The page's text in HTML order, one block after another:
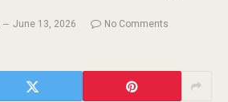
June 13, 2026
No Comments